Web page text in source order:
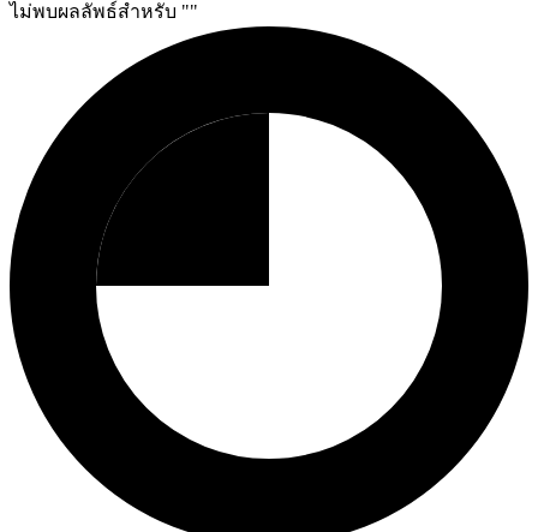
ไม่พบผลลัพธ์สำหรับ ""